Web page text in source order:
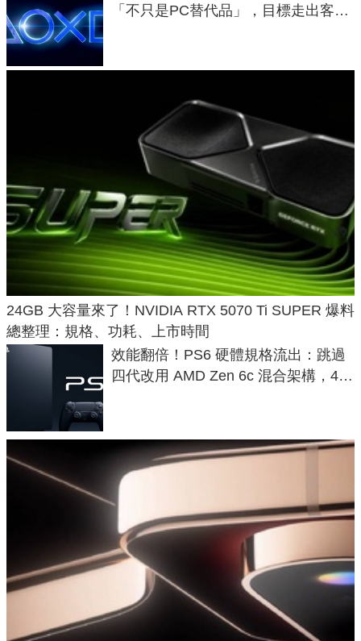
「不只是PC替代品」，目標走出客
24GB 大容量來了！NVIDIA RTX 5070 Ti SUPER 爆料
總整理：規格、功耗、上市時間
效能翻倍！PS6 硬體規格流出：跳過
四代改用 AMD Zen 6c 混合架構，4K